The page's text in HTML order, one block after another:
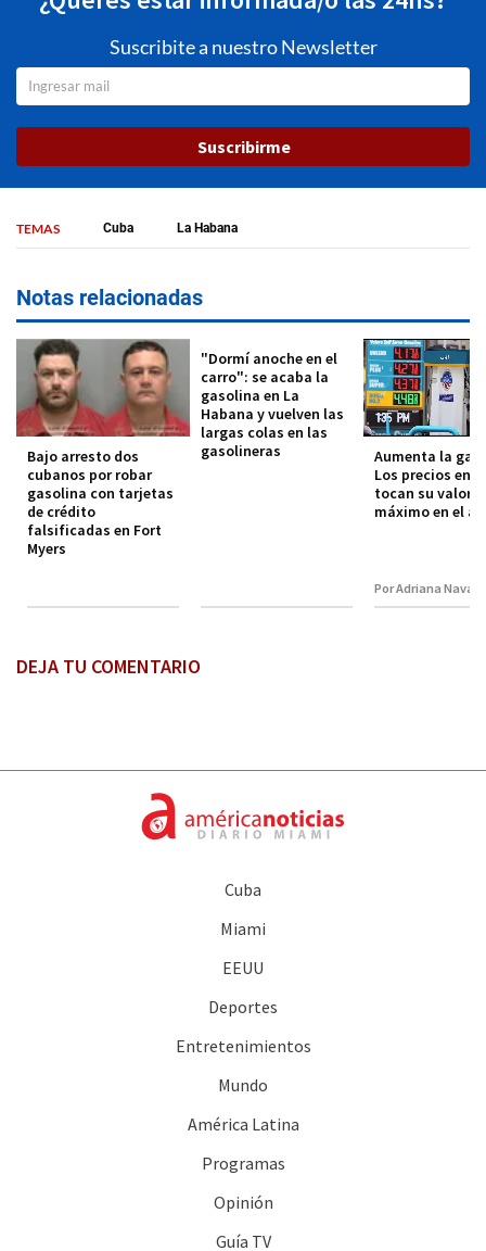
Suscribite a nuestro Newsletter
Suscribirme
TEMAS Cuba La Habana
Notas relacionadas
Bajo arresto dos
cubanos por robar
gasolina con tarjetas
de crédito
falsificadas en Fort
Myers
"Dormí anoche en el
carro": se acaba la
gasolina en La
Habana y vuelven las
largas colas en las
gasolineras
Aumenta la
Los precios en
tocan su valor
máximo en el
Por Adriana
DEJA TU COMENTARIO
Cuba
Miami
EEUU
Deportes
Entretenimientos
Mundo
América Latina
Programas
Opinión
Guía TV